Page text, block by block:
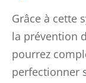
Grâce à cette
la prévention
pourrez
perfectionner